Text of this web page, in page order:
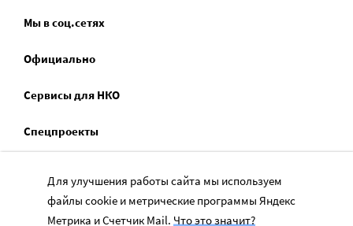
Мы в соц.сетях
Официально
Сервисы для НКО
Спецпроекты
Для улучшения работы сайта мы используем
файлы cookie и метрические программы Яндекс
Метрика и Счетчик Mail. Что это значит?